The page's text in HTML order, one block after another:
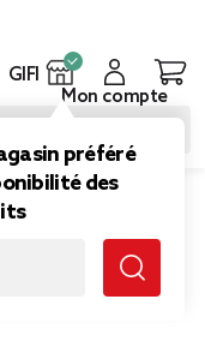
GIFI
préféré
des
Mon compte